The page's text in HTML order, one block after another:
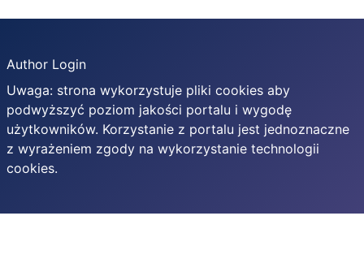
Author Login
Uwaga: strona wykorzystuje pliki cookies aby
podwyższyć poziom jakości portalu i wygodę
użytkowników. Korzystanie z portalu jest jednoznaczne
z wyrażeniem zgody na wykorzystanie technologii
cookies.